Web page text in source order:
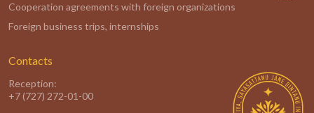
Cooperation agreements with foreign organizations
Foreign business trips, internships
Contacts
Reception:
+7 (727) 272-01-00